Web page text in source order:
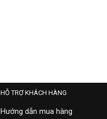
HỖ TRỢ KHÁCH HÀNG
Hướng dẫn mua hàng